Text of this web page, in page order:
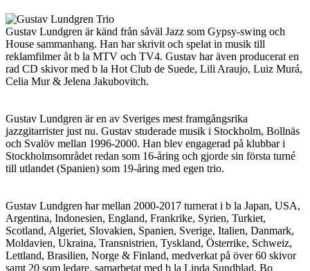
Gustav Lundgren är känd från såväl Jazz som Gypsy-swing och
House sammanhang. Han har skrivit och spelat in musik till
reklamfilmer åt b la MTV och TV4. Gustav har även producerat en
rad CD skivor med b la Hot Club de Suede, Lili Araujo, Luiz Murá,
Celia Mur & Jelena Jakubovitch.
Gustav Lundgren är en av Sveriges mest framgångsrika
jazzgitarrister just nu. Gustav studerade musik i Stockholm, Bollnäs
och Svalöv mellan 1996-2000. Han blev engagerad på klubbar i
Stockholmsområdet redan som 16-åring och gjorde sin första turné
till utlandet (Spanien) som 19-åring med egen trio.
Gustav Lundgren har mellan 2000-2017 turnerat i b la Japan, USA,
Argentina, Indonesien, England, Frankrike, Syrien, Turkiet,
Scotland, Algeriet, Slovakien, Spanien, Sverige, Italien, Danmark,
Moldavien, Ukraina, Transnistrien, Tyskland, Österrike, Schweiz,
Lettland, Brasilien, Norge & Finland, medverkat på över 60 skivor
samt 20 som ledare, samarbetat med b la Linda Sundblad, Bo